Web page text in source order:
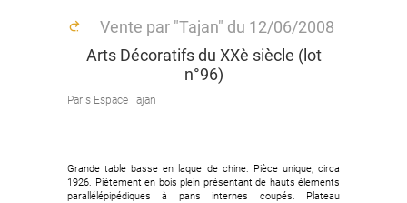
Vente par "Tajan" du 12/06/2008
Arts Décoratifs du XXè siècle (lot
n°96)
Paris Espace Tajan
Grande table basse en laque de chine. Pièce unique, circa
1926. Piétement en bois plein présentant de hauts élements
parallélépipédiques à pans internes coupés. Plateau